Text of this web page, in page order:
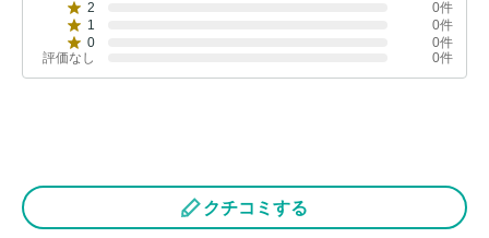
2
0件
1
0件
0
0件
評価なし
0件
クチコミする